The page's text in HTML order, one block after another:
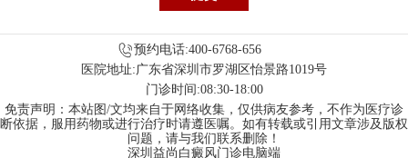
预约电话:400-6768-656
医院地址:广东省深圳市罗湖区怡景路1019号
门诊时间:08:30-18:00
免责声明：本站图/文均来自于网络收集，仅供病友参考，不作为医疗诊
断依据，服用药物或进行治疗时请遵医嘱。如有转载或引用文章涉及版权
问题，请与我们联系删除！
深圳益尚白癜风门诊电脑端